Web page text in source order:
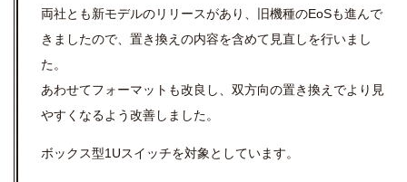
両社とも新モデルのリリースがあり、旧機種のEoSも進んで
きましたので、置き換えの内容を含めて見直しを行いまし
た。
あわせてフォーマットも改良し、双方向の置き換えでより見
やすくなるよう改善しました。
ボックス型1Uスイッチを対象としています。